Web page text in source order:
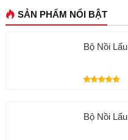
SẢN PHẨM NỔI BẬT
Bộ Nồi
Bộ Nồi